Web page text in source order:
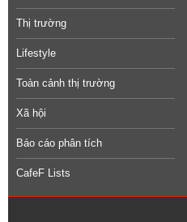
Thị trường
Lifestyle
Toàn cảnh thị trường
Xã hội
Báo cáo phân tích
CafeF Lists